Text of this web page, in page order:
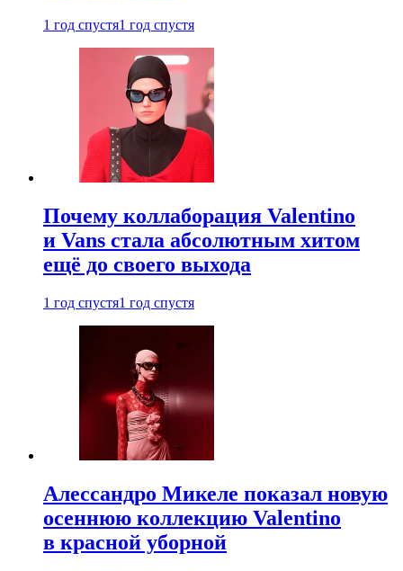
1 год спустя1 год спустя
Почему коллаборация Valentino
и Vans стала абсолютным хитом
ещё до своего выхода
1 год спустя1 год спустя
Алессандро Микеле показал новую
осеннюю коллекцию Valentino
в красной уборной